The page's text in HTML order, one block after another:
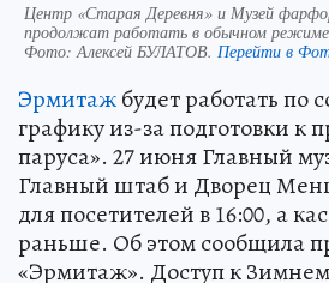
Центр «Старая Деревня» и Музей
продолжат работать в обычном
Фото:Алексей БУЛАТОВ. Перейти в
Эрмитажбудет работать по
графику из-за подготовки к
паруса». 27 июня Главный
Главный штаб и Дворец
для посетителей в 16:00, а
раньше. Об этом сообщила
«Эрмитаж». Доступ к